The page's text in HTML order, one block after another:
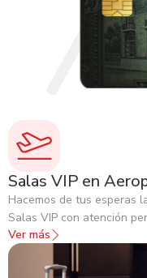
Presentar el Registro
Presentar la Solicitud
representante legal y
emitido por el banco.
Otros documentos que
solicitud.
Salas VIP en
Hacemos de tus esperas
Salas VIP con atención
Ver más